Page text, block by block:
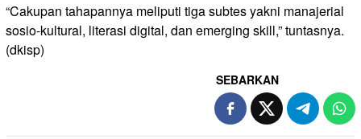
“Cakupan tahapannya meliputi tiga subtes yakni manajerial
sosio-kultural, literasi digital, dan emerging skill,” tuntasnya.
(dkisp)
SEBARKAN